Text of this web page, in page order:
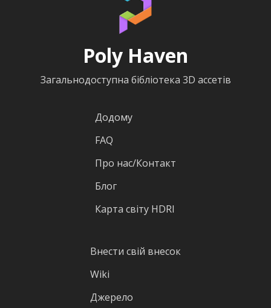
Poly Haven
Загальнодоступна бібліотека 3D ассетів
Додому
FAQ
Про нас/Контакт
Блог
Карта світу HDRI
Внести свій внесок
Wiki
Джерело